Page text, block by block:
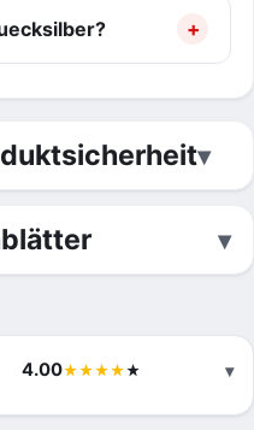
4.00